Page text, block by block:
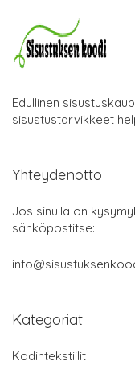
Edullinen
sisustustarvikkeet
Yhteydenotto
Jos sinulla on
sähköpostitse:
Kategoriat
Kodintekstiilit